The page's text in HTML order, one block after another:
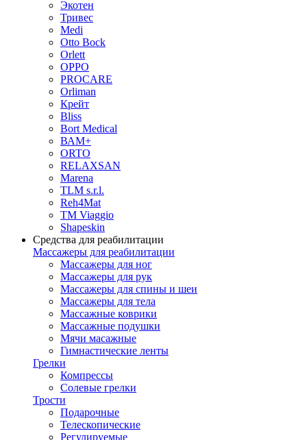
Экотен
Тривес
Medi
Otto Bock
Orlett
OPPO
PROCARE
Orliman
Крейт
Bliss
Bort Medical
ВАМ+
ORTO
RELAXSAN
Marena
TLM s.r.l.
Reh4Mat
TM Viaggio
Shapeskin
Средства для реабилитации
Массажеры для реабилитации
Массажеры для ног
Массажеры для рук
Массажеры для спины и шеи
Массажеры для тела
Массажные коврики
Массажные подушки
Мячи масажные
Гимнастические ленты
Грелки
Компрессы
Солевые грелки
Трости
Подарочные
Телескопические
Регулируемые